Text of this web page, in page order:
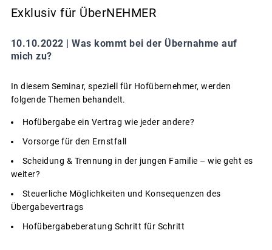
Exklusiv für ÜberNEHMER
10.10.2022 | Was kommt bei der Übernahme auf
mich zu?
In diesem Seminar, speziell für Hofübernehmer, werden
folgende Themen behandelt.
Hofübergabe ein Vertrag wie jeder andere?
Vorsorge für den Ernstfall
Scheidung & Trennung in der jungen Familie – wie geht es
weiter?
Steuerliche Möglichkeiten und Konsequenzen des
Übergabevertrags
Hofübergabeberatung Schritt für Schritt